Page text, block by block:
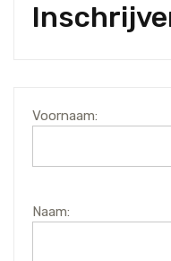
Voornaam:
Naam: